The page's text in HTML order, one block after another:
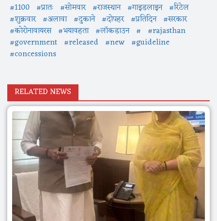
#1100 #प्रातः #सोमवार #राजस्थान #गाइडलाइन #रिटेल
#शुक्रवार #अलावा #दुकाने #दोपहर #प्रतिदिन #सरकार
#कोरोनावायरस #भयावहता #लॉकडाउन # #rajasthan
#government #released #new #guideline
#concessions
RELATED NEWS